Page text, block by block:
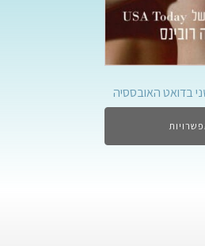
בדואט האובססיה